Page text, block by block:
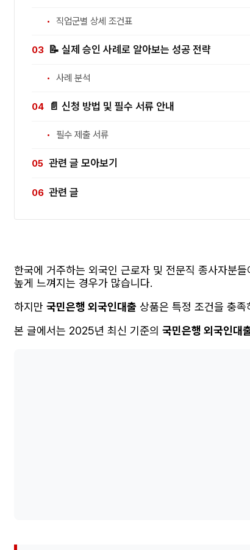
직업군별 상세 조건표
📝 실제 승인 사례로 알아보는 성공 전략
사례 분석
📄 신청 방법 및 필수 서류 안내
필수 제출 서류
관련 글 모아보기
관련 글
한국에 거주하는 외국인 근로자 및 전문직 종사자분
높게 느껴지는 경우가 많습니다.
하지만 국민은행 외국인대출 상품은 특정 조건을 충
본 글에서는 2025년 최신 기준의 국민은행 외국인대